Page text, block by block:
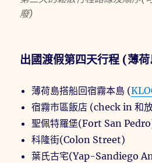
廢)
出國渡假第四天行程 (薄
薄荷島搭船回宿霧本島 (
宿霧市區飯店 (check in 和
聖佩特羅堡(Fort San
科隆街(Colon Street)
葉氏古宅(Yap-Sandiego